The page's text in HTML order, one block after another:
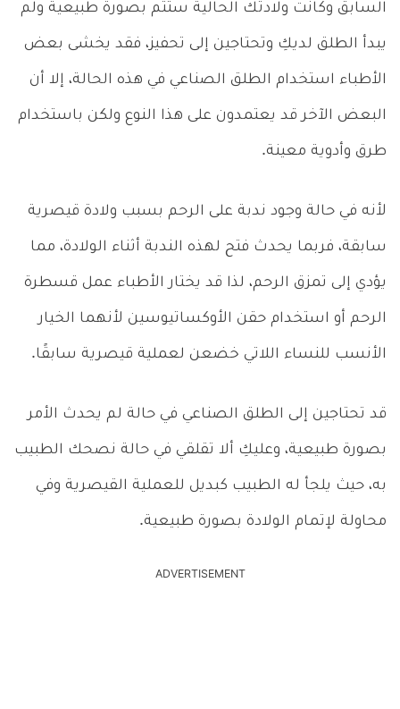
السابق وكانت ولادتك الحالية ستتم بصورة طبيعية ولم
يبدأ الطلق لديكِ وتحتاجين إلى تحفيز، فقد يخشى بعض
الأطباء استخدام الطلق الصناعي في هذه الحالة، إلا أن
البعض الآخر قد يعتمدون على هذا النوع ولكن باستخدام
طرق وأدوية معينة.
لأنه في حالة وجود ندبة على الرحم بسبب ولادة قيصرية
سابقة، فربما يحدث فتح لهذه الندبة أثناء الولادة، مما
يؤدي إلى تمزق الرحم، لذا قد يختار الأطباء عمل قسطرة
الرحم أو استخدام حقن الأوكساتيوسين لأنهما الخيار
الأنسب للنساء اللاتي خضعن لعملية قيصرية سابقًا.
قد تحتاجين إلى الطلق الصناعي في حالة لم يحدث الأمر
بصورة طبيعية، وعليكِ ألا تقلقي في حالة نصحك الطبيب
به، حيث يلجأ له الطبيب كبديل للعملية القيصرية وفي
محاولة لإتمام الولادة بصورة طبيعية.
ADVERTISEMENT